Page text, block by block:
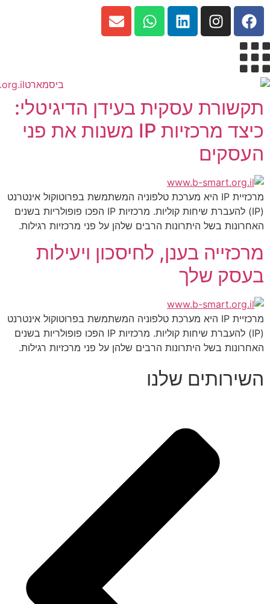
לתוכן
תקשורת עסקית בעידן הדיגיטלי:
כיצד מרכזיות IP משנות את פני
העסקים
מרכזיית IP היא מערכת טלפוניה המשתמשת בפרוטוקול אינטרנט
(IP) להעברת שיחות קוליות. מרכזיות IP הפכו פופולריות בשנים
האחרונות בשל היתרונות הרבים שלהן על פני מרכזיות רגילות.
מרכזייה בענן, לחיסכון ויעילות
בעסק שלך
מרכזיית IP היא מערכת טלפוניה המשתמשת בפרוטוקול אינטרנט
(IP) להעברת שיחות קוליות. מרכזיות IP הפכו פופולריות בשנים
האחרונות בשל היתרונות הרבים שלהן על פני מרכזיות רגילות.
השירותים שלנו